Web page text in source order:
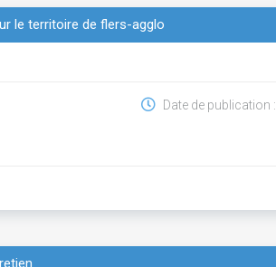
le territoire de flers-agglo
Date de publication :